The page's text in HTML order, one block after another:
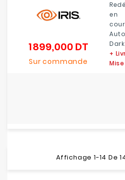
en
+
1 899,000 DT
Sur commande
Affichage 1-14 De